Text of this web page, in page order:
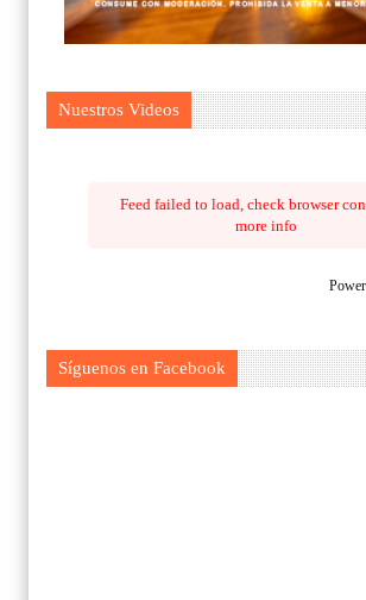
Nuestros Videos
Feed failed to load, check browser
more info
Síguenos en Facebook